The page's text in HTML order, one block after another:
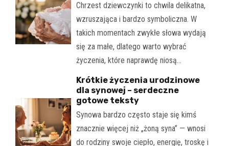
Chrzest dziewczynki to chwila delikatna,
wzruszająca i bardzo symboliczna. W
takich momentach zwykłe słowa wydają
się za małe, dlatego warto wybrać
życzenia, które naprawdę niosą…
Krótkie życzenia urodzinowe
dla synowej – serdeczne
gotowe teksty
Synowa bardzo często staje się kimś
znacznie więcej niż „żoną syna” — wnosi
do rodziny swoje ciepło, energię, troskę i